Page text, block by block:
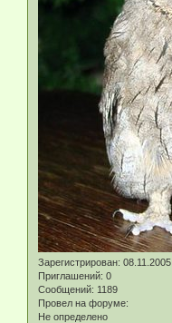
Зарегистрирован: 08.11.2005
Приглашений: 0
Сообщений: 1189
Провел на форуме:
Не определено